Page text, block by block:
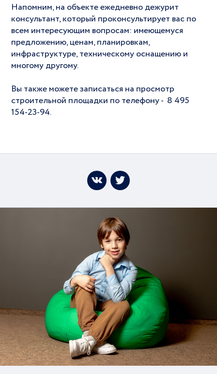
Напомним, на объекте ежедневно дежурит
консультант, который проконсультирует вас по
всем интересующим вопросам: имеющемуся
предложению, ценам, планировкам,
инфраструктуре, техническому оснащению и
многому другому.
Вы также можете записаться на просмотр
строительной площадки по телефону - 8 495
154-23-94.